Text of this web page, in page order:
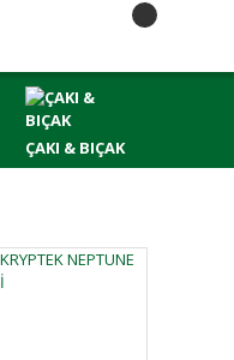
ÇAKI & BIÇAK